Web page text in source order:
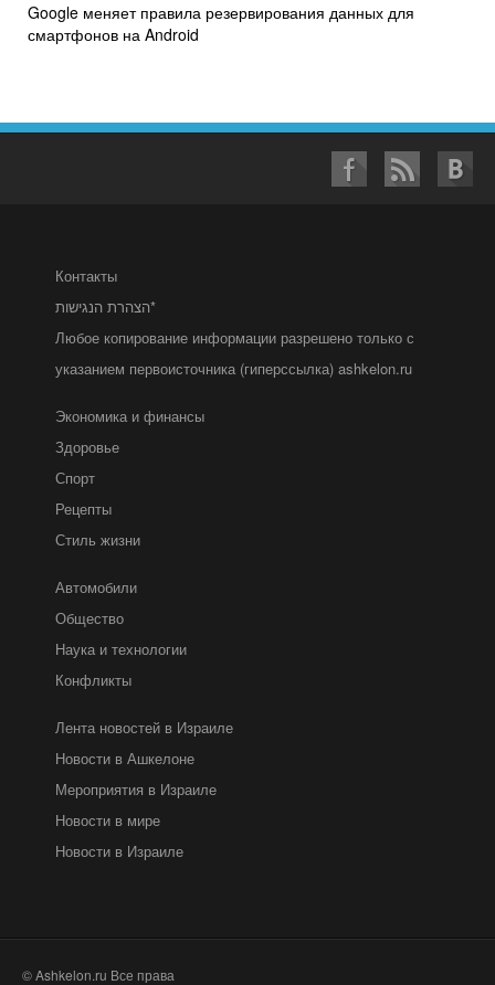
Google меняет правила резервирования данных для
смартфонов на Android
Контакты
הצהרת הנגישות*
Любое копирование информации разрешено только с
указанием первоисточника (гиперссылка) ashkelon.ru
Экономика и финансы
Здоровье
Спорт
Рецепты
Стиль жизни
Автомобили
Общество
Наука и технологии
Конфликты
Лента новостей в Израиле
Новости в Ашкелоне
Мероприятия в Израиле
Новости в мире
Новости в Израиле
© Ashkelon.ru Все права